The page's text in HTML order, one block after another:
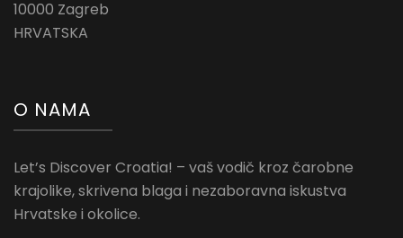
10000 Zagreb
HRVATSKA
O NAMA
Let’s Discover Croatia! – vaš vodič kroz čarobne
krajolike, skrivena blaga i nezaboravna iskustva
Hrvatske i okolice.